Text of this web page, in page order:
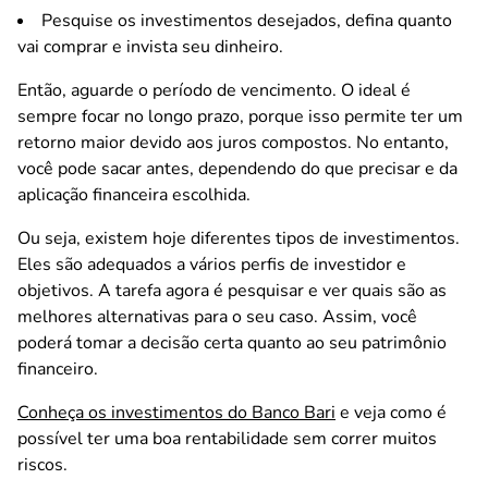
Pesquise os investimentos desejados, defina quanto
vai comprar e invista seu dinheiro.
Então, aguarde o período de vencimento. O ideal é
sempre focar no longo prazo, porque isso permite ter um
retorno maior devido aos juros compostos. No entanto,
você pode sacar antes, dependendo do que precisar e da
aplicação financeira escolhida.
Ou seja, existem hoje diferentes tipos de investimentos.
Eles são adequados a vários perfis de investidor e
objetivos. A tarefa agora é pesquisar e ver quais são as
melhores alternativas para o seu caso. Assim, você
poderá tomar a decisão certa quanto ao seu patrimônio
financeiro.
Conheça os investimentos do Banco Bari e veja como é
possível ter uma boa rentabilidade sem correr muitos
riscos.